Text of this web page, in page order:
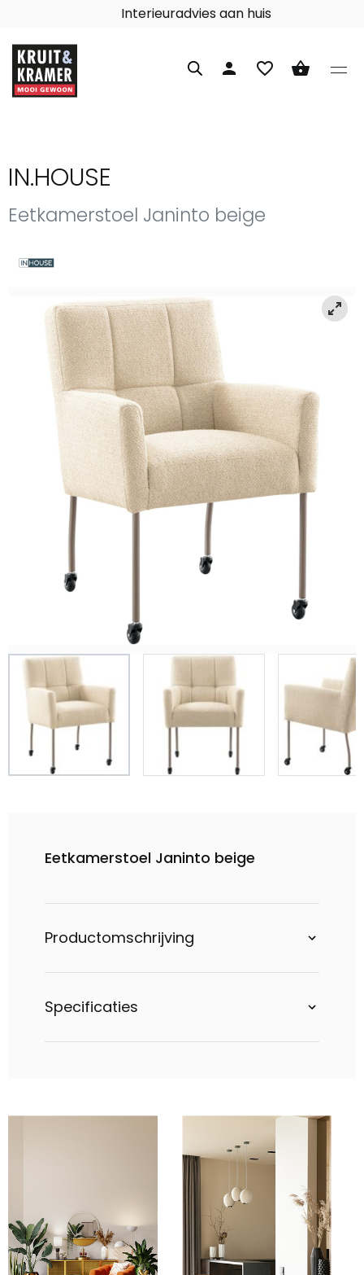
Interieuradvies aan huis
person favorite_border shopping_basket
IN.HOUSE
Eetkamerstoel Janinto beige
Eetkamerstoel Janinto beige
Productomschrijving
Specificaties